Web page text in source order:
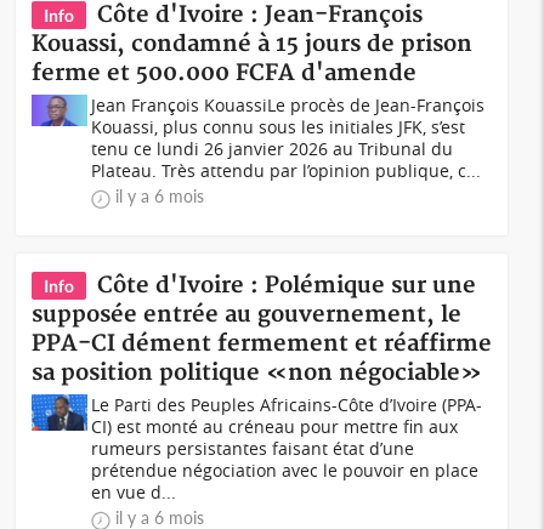
Info
Côte d'Ivoire : Jean-François
Kouassi, condamné à 15 jours de prison
ferme et 500.000 FCFA d'amende
Jean François KouassiLe procès de Jean-François
Kouassi, plus connu sous les initiales JFK, s’est
tenu ce lundi 26 janvier 2026 au Tribunal du
Plateau. Très attendu par l’opinion publique, c...
il y a 6 mois
Info
Côte d'Ivoire : Polémique sur une
supposée entrée au gouvernement, le
PPA-CI dément fermement et réaffirme
sa position politique «non négociable»
Le Parti des Peuples Africains-Côte d’Ivoire (PPA-
CI) est monté au créneau pour mettre fin aux
rumeurs persistantes faisant état d’une
prétendue négociation avec le pouvoir en place
en vue d...
il y a 6 mois